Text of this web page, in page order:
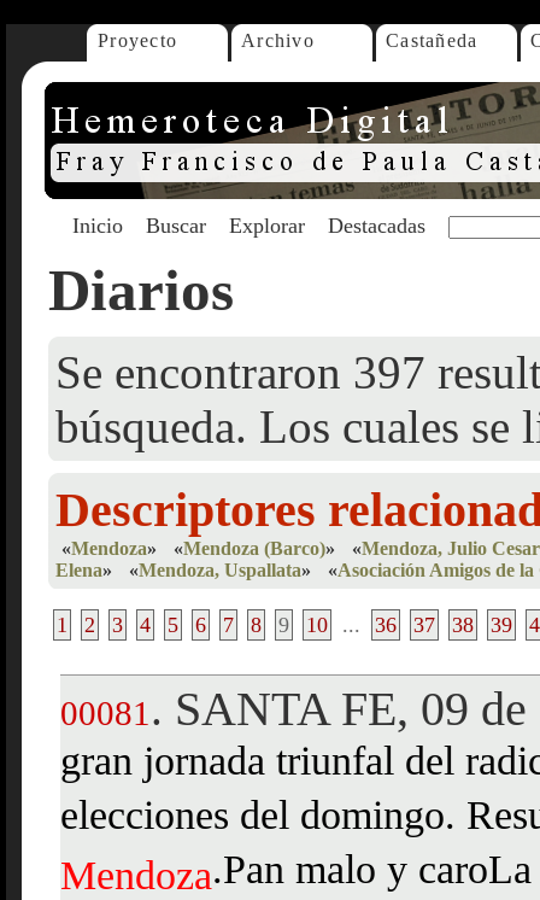
Proyecto Archivo Castañeda
Inicio Buscar Explorar Destacadas
Diarios
Se encontraron 397
búsqueda. Los cuales se
Descriptores
«Mendoza» «Mendoza (Barco)» «Mendoza, Julio Cesar
Elena» «Mendoza, Uspallata» «Asociación Amigos de
1 2 3 4 5 6 7 8 9 10 ... 36 37 38 39
00081 . SANTA FE, 09 de
gran jornada triunfal del
elecciones del domingo.
Mendoza.Pan malo y